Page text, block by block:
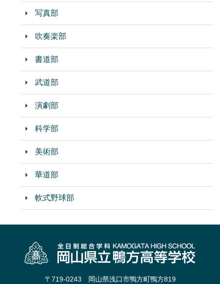
写真部
吹奏楽部
書道部
武道部
演劇部
科学部
美術部
華道部
軟式野球部
〒719-0243 岡山県浅口市鴨方町鴨方819